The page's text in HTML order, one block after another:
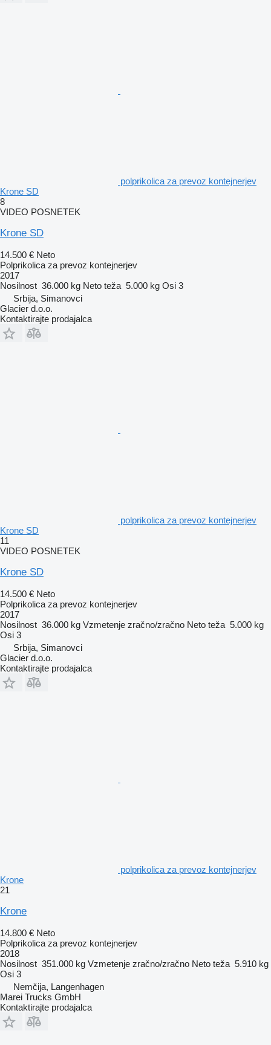
polprikolica za prevoz kontejnerjev
Krone SD
8
VIDEO POSNETEK
Krone SD
14.500 € Neto
Polprikolica za prevoz kontejnerjev
2017
Nosilnost 36.000 kg Neto teža 5.000 kg Osi 3
Srbija, Simanovci
Glacier d.o.o.
Kontaktirajte prodajalca
polprikolica za prevoz kontejnerjev
Krone SD
11
VIDEO POSNETEK
Krone SD
14.500 € Neto
Polprikolica za prevoz kontejnerjev
2017
Nosilnost 36.000 kg Vzmetenje zračno/zračno Neto teža 5.000 kg
Osi 3
Srbija, Simanovci
Glacier d.o.o.
Kontaktirajte prodajalca
polprikolica za prevoz kontejnerjev
Krone
21
Krone
14.800 € Neto
Polprikolica za prevoz kontejnerjev
2018
Nosilnost 351.000 kg Vzmetenje zračno/zračno Neto teža 5.910 kg
Osi 3
Nemčija, Langenhagen
Marei Trucks GmbH
Kontaktirajte prodajalca